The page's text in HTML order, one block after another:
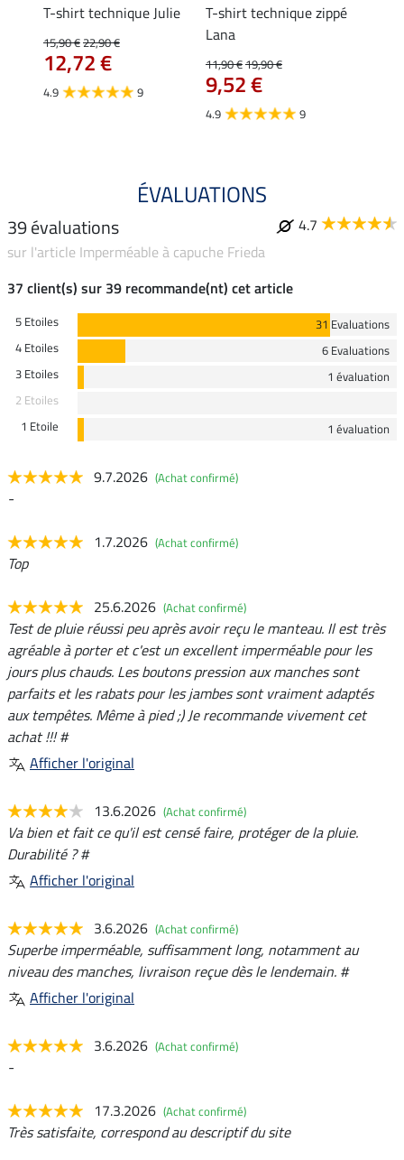
T-shirt technique Julie
15,90 €22,90 €
12,72 €
4.9 9
T-shirt technique zippé
Lana
11,90 €19,90 €
9,52 €
4.9 9
ÉVALUATIONS
39 évaluations
4.7
sur l'article Imperméable à capuche Frieda
37 client(s) sur 39 recommande(nt) cet article
5 Etoiles
31 Evaluations
4 Etoiles
6 Evaluations
3 Etoiles
1 évaluation
2 Etoiles
1 Etoile
1 évaluation
9.7.2026 (Achat confirmé)
-
1.7.2026 (Achat confirmé)
Top
25.6.2026 (Achat confirmé)
Test de pluie réussi peu après avoir reçu le manteau. Il est très
agréable à porter et c'est un excellent imperméable pour les
jours plus chauds. Les boutons pression aux manches sont
parfaits et les rabats pour les jambes sont vraiment adaptés
aux tempêtes. Même à pied ;) Je recommande vivement cet
achat !!! #
Afficher l'original
13.6.2026 (Achat confirmé)
Va bien et fait ce qu'il est censé faire, protéger de la pluie.
Durabilité ? #
Afficher l'original
3.6.2026 (Achat confirmé)
Superbe imperméable, suffisamment long, notamment au
niveau des manches, livraison reçue dès le lendemain. #
Afficher l'original
3.6.2026 (Achat confirmé)
-
17.3.2026 (Achat confirmé)
Très satisfaite, correspond au descriptif du site